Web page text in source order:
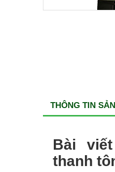
THÔNG TIN
Bài
thanh